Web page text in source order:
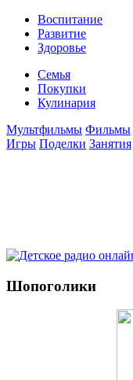
Воспитание
Развитие
Здоровье
Семья
Покупки
Кулинария
Мультфильмы Фильмы
Игры Поделки Занятия
Шопоголики